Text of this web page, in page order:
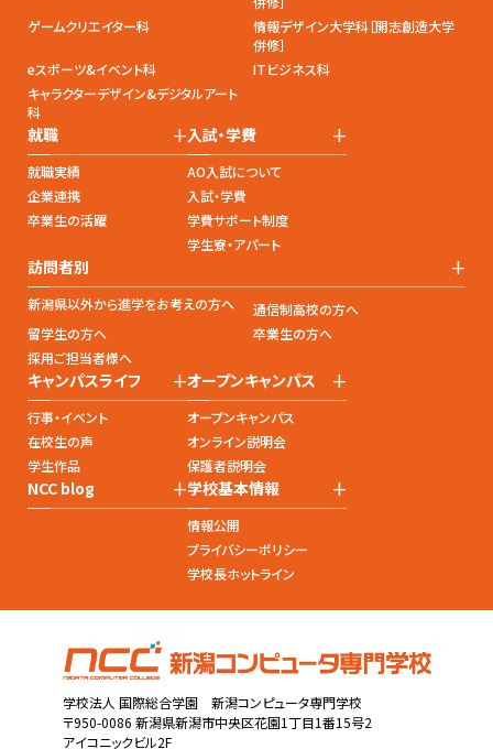
ゲームクリエイター科
情報デザイン大学科［開志創造大学
併修］
eスポーツ&イベント科
ITビジネス科
キャラクターデザイン&デジタルアート
科
就職 +
就職実績
企業連携
卒業生の活躍
入試・学費 +
AO入試について
入試・学費
学費サポート制度
学生寮・アパート
訪問者別 +
新潟県以外から進学をお考えの方へ
通信制高校の方へ
留学生の方へ
卒業生の方へ
採用ご担当者様へ
キャンパスライフ +
行事・イベント
在校生の声
学生作品
オープンキャンパス +
オープンキャンパス
オンライン説明会
保護者説明会
NCC blog +学校基本情報 +
情報公開
プライバシーポリシー
学校長ホットライン
学校法人 国際総合学園 新潟コンピュータ専門学校
〒950-0086 新潟県新潟市中央区花園1丁目1番15号2
アイコニックビル2F